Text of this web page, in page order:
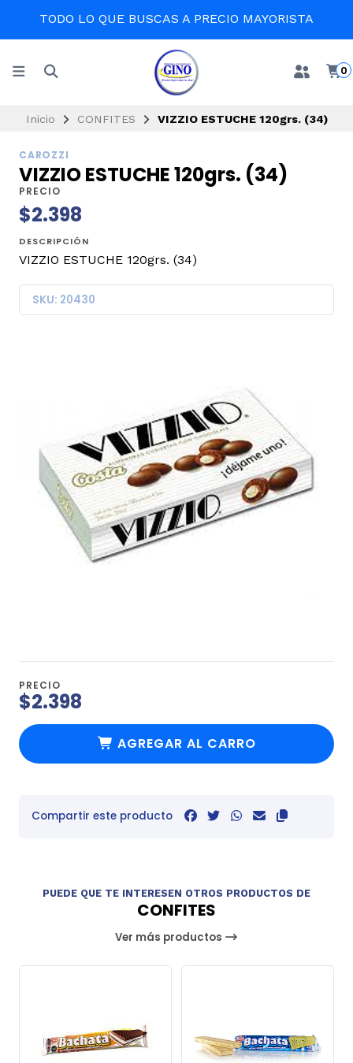
TODO LO QUE BUSCAS A PRECIO MAYORISTA
0
Inicio CONFITES VIZZIO ESTUCHE 120grs. (34)
CAROZZI
VIZZIO ESTUCHE 120grs. (34)
PRECIO
$2.398
DESCRIPCIÓN
VIZZIO ESTUCHE 120grs. (34)
SKU: 20430
PRECIO
$2.398
AGREGAR AL CARRO
Compartir este producto
PUEDE QUE TE INTERESEN OTROS PRODUCTOS DE
CONFITES
Ver más productos